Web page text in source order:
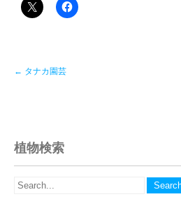
navigation
← タナカ園芸
植物検索